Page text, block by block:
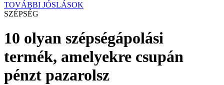
TOVÁBBI JÓSLÁSOK
SZÉPSÉG
10 olyan szépségápolási
termék, amelyekre csupán
pénzt pazarolsz